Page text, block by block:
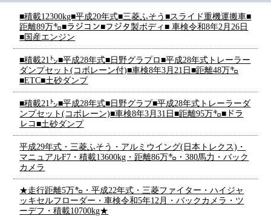
■積載12300kg■平成20年式■三菱ふそう■スライド重機運搬車■
距離89万㌔■ラジコン■フジタ製ボディ■ 車検令和8年2月26日
■国産エンジン
■積載21㌧■平成28年式■日野グラプロ■平成28年式トレーラー
ダンプセット(コボレーン付)■車検8年3月21日■距離48万㌔
■ETC■土砂ダンプ
■積載21㌧■平成28年式■日野グラプ■平成28年式トレーラーダ
ンプセット(コボレーン)■車検8年3月31日■距離95万㌔■ドラ
レコ■土砂ダンプ
平成29年式・三菱ふそう・アルミウイング(日本トレクス)・
マニュアルF7・積載13600kg・距離86万㌔・380馬力・バック
カメラ
★走行距離5万㌔・平成22年式・三菱ファイター・ハイジャ
ッキセルフローダー・車検令和5年12月・バックカメラ・ツ
ーデフ・積載10700kg★